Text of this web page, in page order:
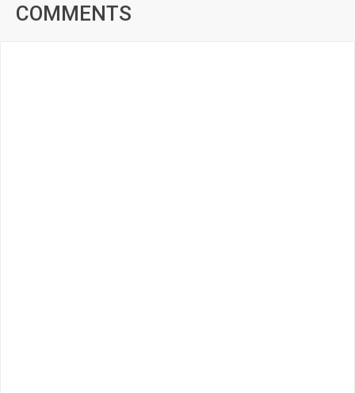
COMMENTS